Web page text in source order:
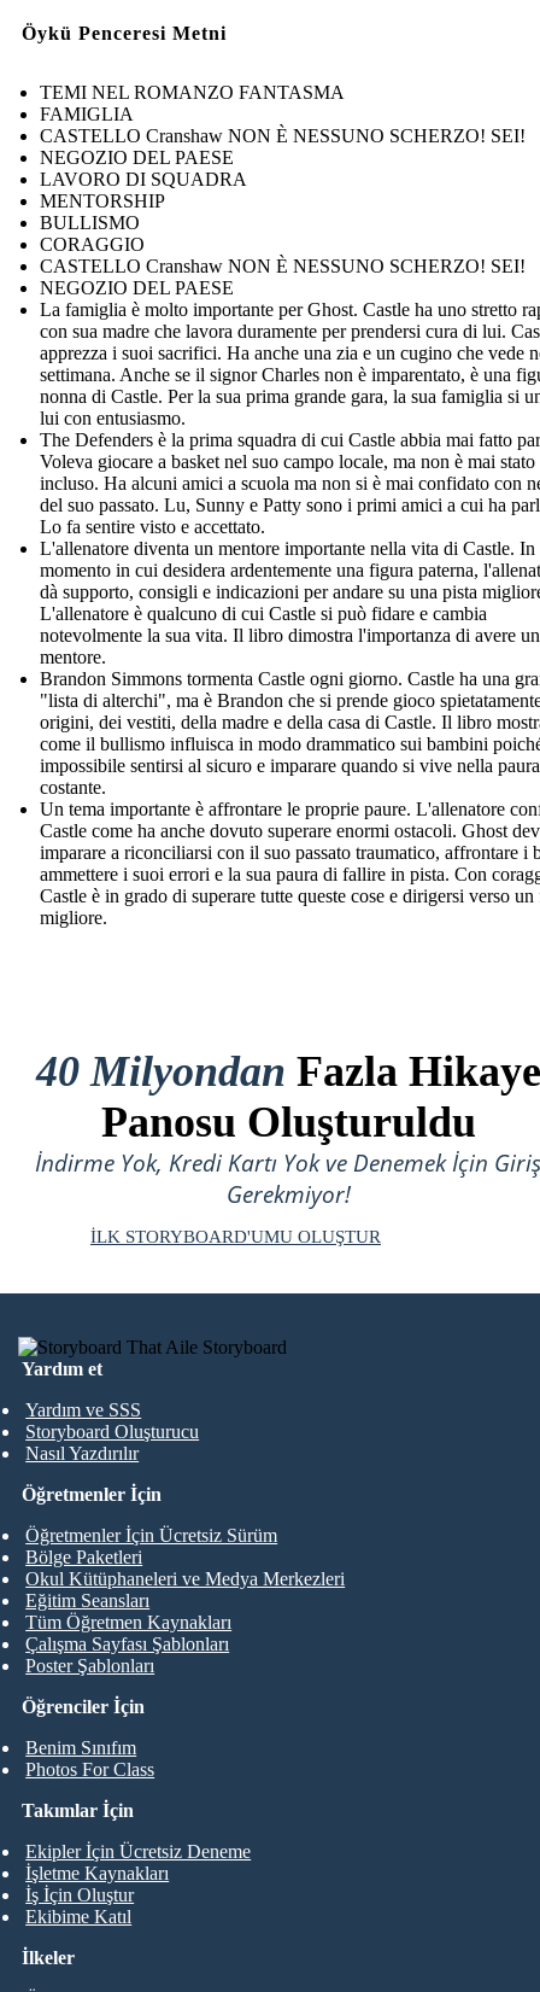
Öykü Penceresi Metni
TEMI NEL ROMANZO FANTASMA
FAMIGLIA
CASTELLO Cranshaw NON È NESSUNO SCHERZO! SEI!
NEGOZIO DEL PAESE
LAVORO DI SQUADRA
MENTORSHIP
BULLISMO
CORAGGIO
CASTELLO Cranshaw NON È NESSUNO SCHERZO! SEI!
NEGOZIO DEL PAESE
La famiglia è molto importante per Ghost. Castle ha uno stretto
con sua madre che lavora duramente per prendersi cura di lui.
apprezza i suoi sacrifici. Ha anche una zia e un cugino che vede
settimana. Anche se il signor Charles non è imparentato, è una
nonna di Castle. Per la sua prima grande gara, la sua famiglia si
lui con entusiasmo.
The Defenders è la prima squadra di cui Castle abbia mai fatto
Voleva giocare a basket nel suo campo locale, ma non è mai stato
incluso. Ha alcuni amici a scuola ma non si è mai confidato con
del suo passato. Lu, Sunny e Patty sono i primi amici a cui ha
Lo fa sentire visto e accettato.
L'allenatore diventa un mentore importante nella vita di Castle. In
momento in cui desidera ardentemente una figura paterna,
dà supporto, consigli e indicazioni per andare su una pista
L'allenatore è qualcuno di cui Castle si può fidare e cambia
notevolmente la sua vita. Il libro dimostra l'importanza di avere un
mentore.
Brandon Simmons tormenta Castle ogni giorno. Castle ha una
"lista di alterchi", ma è Brandon che si prende gioco
origini, dei vestiti, della madre e della casa di Castle. Il libro
come il bullismo influisca in modo drammatico sui bambini
impossibile sentirsi al sicuro e imparare quando si vive nella paura
costante.
Un tema importante è affrontare le proprie paure. L'allenatore
Castle come ha anche dovuto superare enormi ostacoli. Ghost
imparare a riconciliarsi con il suo passato traumatico, affrontare i
ammettere i suoi errori e la sua paura di fallire in pista. Con
Castle è in grado di superare tutte queste cose e dirigersi verso
migliore.
40 Milyondan Fazla Hikaye
Panosu Oluşturuldu
İndirme Yok, Kredi Kartı Yok ve Denemek İçin Giriş
Gerekmiyor!
İLK STORYBOARD'UMU OLUŞTUR
Yardım et
Yardım ve SSS
Storyboard Oluşturucu
Nasıl Yazdırılır
Öğrenciler İçin
Benim Sınıfım
Photos For Class
Öğretmenler İçin
Öğretmenler İçin Ücretsiz Sürüm
Bölge Paketleri
Okul Kütüphaneleri ve Medya Merkezleri
Eğitim Seansları
Tüm Öğretmen Kaynakları
Çalışma Sayfası Şablonları
Poster Şablonları
Takımlar İçin
Ekipler İçin Ücretsiz Deneme
İşletme Kaynakları
İş İçin Oluştur
Ekibime Katıl
İlkeler